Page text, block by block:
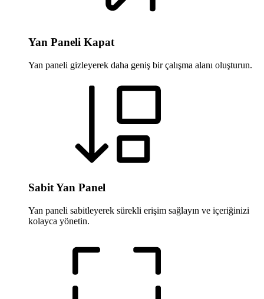
Yan Paneli Kapat
Yan paneli gizleyerek daha geniş bir çalışma alanı oluşturun.
Sabit Yan Panel
Yan paneli sabitleyerek sürekli erişim sağlayın ve içeriğinizi
kolayca yönetin.